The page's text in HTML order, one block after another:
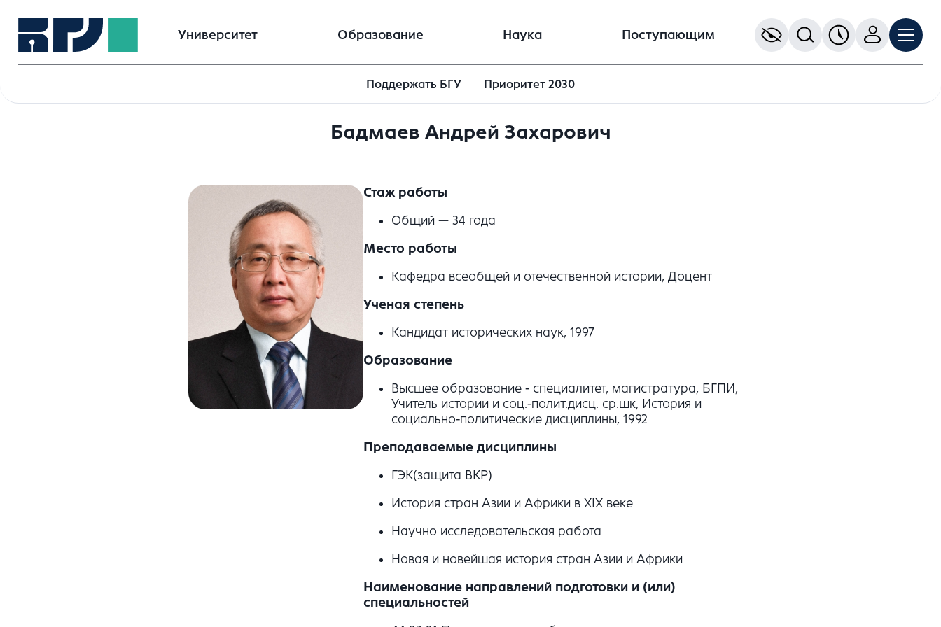
Университет Образование Наука Поступающим
Поддержать БГУ Приоритет 2030
Бадмаев Андрей Захарович
Стаж работы
Общий — 34 года
Место работы
Кафедра всеобщей и отечественной истории, Доцент
Ученая степень
Кандидат исторических наук, 1997
Образование
Высшее образование - специалитет, магистратура, БГПИ,
Учитель истории и соц.-полит.дисц. ср.шк, История и
социально-политические дисциплины, 1992
Преподаваемые дисциплины
ГЭК(защита ВКР)
История стран Азии и Африки в XIX веке
Научно исследовательская работа
Новая и новейшая история стран Азии и Африки
Наименование направлений подготовки и (или)
специальностей